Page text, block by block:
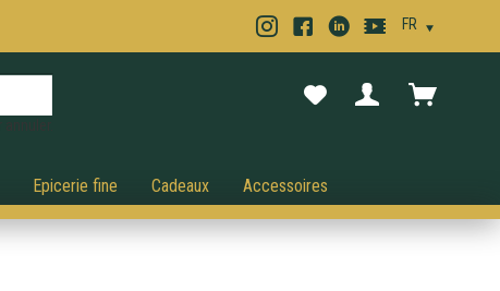
Epicerie fine Cadeaux Accessoires